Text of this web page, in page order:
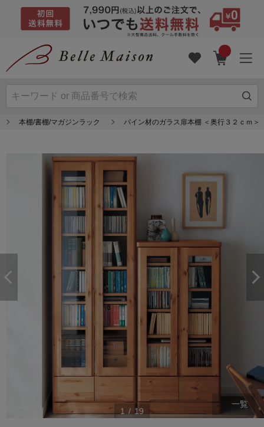
本棚/書棚/マガジンラック パイン材のガラス扉本棚 ＜奥行３２ｃｍ＞
1 / 19
一覧
ステージが上がれば送料無料・返品引取無料！